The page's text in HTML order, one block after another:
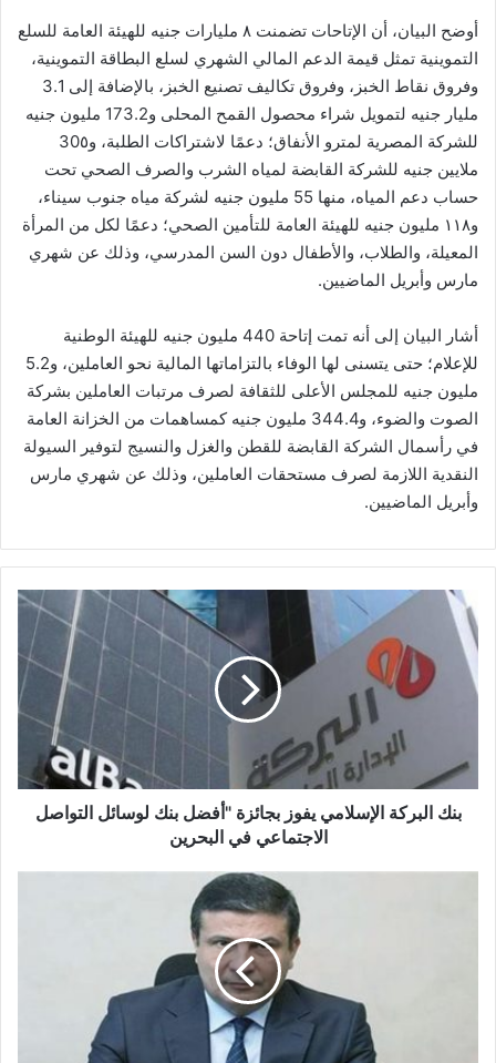
أوضح البيان، أن الإتاحات تضمنت ٨ مليارات جنيه للهيئة العامة للسلع
التموينية تمثل قيمة الدعم المالي الشهري لسلع البطاقة التموينية،
وفروق نقاط الخبز، وفروق تكاليف تصنيع الخبز، بالإضافة إلى 3.1
مليار جنيه لتمويل شراء محصول القمح المحلى و173.2 مليون جنيه
للشركة المصرية لمترو الأنفاق؛ دعمًا لاشتراكات الطلبة، و30٥
ملايين جنيه للشركة القابضة لمياه الشرب والصرف الصحي تحت
حساب دعم المياه، منها 55 مليون جنيه لشركة مياه جنوب سيناء،
و١١٨ مليون جنيه للهيئة العامة للتأمين الصحي؛ دعمًا لكل من المرأة
المعيلة، والطلاب، والأطفال دون السن المدرسي، وذلك عن شهري
مارس وأبريل الماضيين.
أشار البيان إلى أنه تمت إتاحة 440 مليون جنيه للهيئة الوطنية
للإعلام؛ حتى يتسنى لها الوفاء بالتزاماتها المالية نحو العاملين، و5.2
مليون جنيه للمجلس الأعلى للثقافة لصرف مرتبات العاملين بشركة
الصوت والضوء، و344.4 مليون جنيه كمساهمات من الخزانة العامة
في رأسمال الشركة القابضة للقطن والغزل والنسيج لتوفير السيولة
النقدية اللازمة لصرف مستحقات العاملين، وذلك عن شهري مارس
وأبريل الماضيين.
بنك
البركة
الإسلامي
يفوز
بجائزة
لوسائل
التواصل
الاجتماعي
بنك البركة الإسلامي يفوز بجائزة "أفضل بنك لوسائل التواصل
الاجتماعي في البحرين